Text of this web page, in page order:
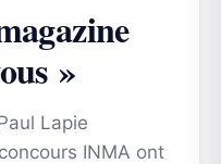
»
Lapie
INMA ont